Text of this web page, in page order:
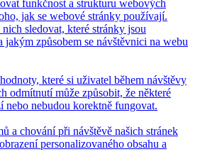
funkčnost a strukturu webových
jak se webové stránky používají.
sledovat, které stránky jsou
jakým způsobem se návštěvnici na webu
které si uživatel během návštěvy
odmítnutí může způsobit, že některé
nebo nebudou korektně fungovat.
a chování při návštěvě našich stránek
personalizovaného obsahu a